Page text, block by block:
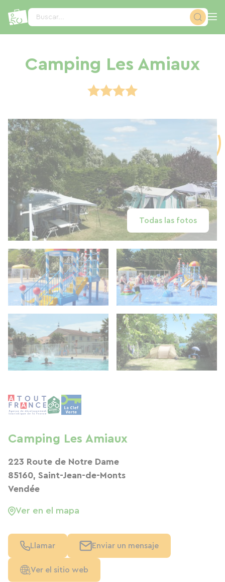
Buscar...
Camping Les Amiaux
Todas las fotos
Camping Les Amiaux
223 Route de Notre Dame
85160, Saint-Jean-de-Monts
Vendée
Ver en el mapa
Llamar Enviar un mensaje
Ver el sitio web
Panel de gestión de cookies